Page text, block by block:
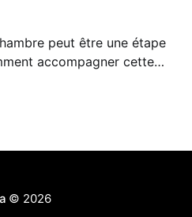
peut être une étape
accompagner cette
© 2026